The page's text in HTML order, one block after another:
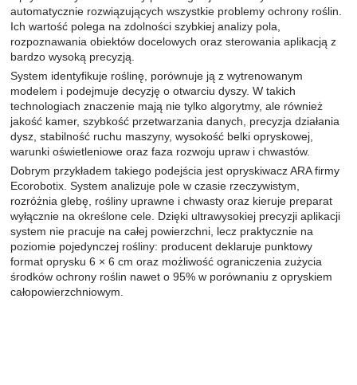
automatycznie rozwiązujących wszystkie problemy ochrony roślin.
Ich wartość polega na zdolności szybkiej analizy pola,
rozpoznawania obiektów docelowych oraz sterowania aplikacją z
bardzo wysoką precyzją.
System identyfikuje roślinę, porównuje ją z wytrenowanym
modelem i podejmuje decyzję o otwarciu dyszy. W takich
technologiach znaczenie mają nie tylko algorytmy, ale również
jakość kamer, szybkość przetwarzania danych, precyzja działania
dysz, stabilność ruchu maszyny, wysokość belki opryskowej,
warunki oświetleniowe oraz faza rozwoju upraw i chwastów.
Dobrym przykładem takiego podejścia jest opryskiwacz ARA firmy
Ecorobotix . System analizuje pole w czasie rzeczywistym,
rozróżnia glebę, rośliny uprawne i chwasty oraz kieruje preparat
wyłącznie na określone cele. Dzięki ultrawysokiej precyzji aplikacji
system nie pracuje na całej powierzchni, lecz praktycznie na
poziomie pojedynczej rośliny: producent deklaruje punktowy
format oprysku 6 × 6 cm oraz możliwość ograniczenia zużycia
środków ochrony roślin nawet o 95% w porównaniu z opryskiem
całopowierzchniowym.